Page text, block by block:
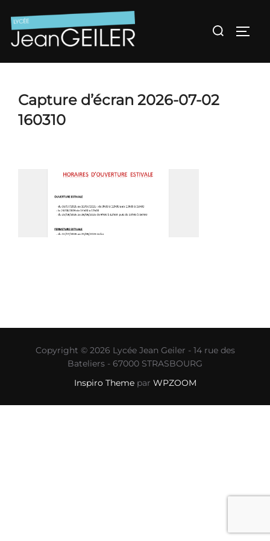
au
contenu
Rechercher :
Capture d’écran 2026-07-02
160310
Copyright © 2026 Lycée Jean Geiler - 14 rue des
Bateliers - 67000 STRASBOURG
Inspiro Themepar WPZOOM